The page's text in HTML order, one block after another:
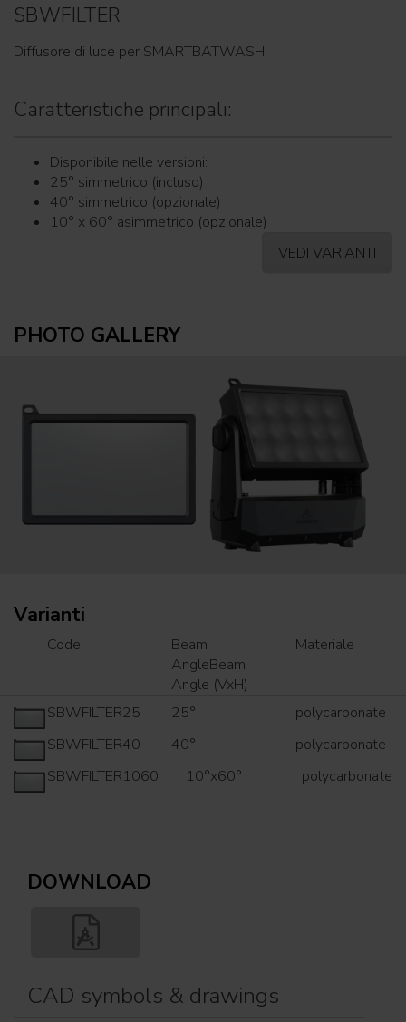
SBWFILTER
Diffusore di luce per SMARTBATWASH.
Caratteristiche principali:
Disponibile nelle versioni:
25° simmetrico (incluso)
40° simmetrico (opzionale)
10° x 60° asimmetrico (opzionale)
VEDI VARIANTI
PHOTO GALLERY
Varianti
Code
Beam
AngleBeam
Angle (VxH)
Materiale
SBWFILTER25 25°
polycarbonate
SBWFILTER40
40°
polycarbonate
SBWFILTER1060
10°x60° polycarbonate
DOWNLOAD
CAD symbols & drawings